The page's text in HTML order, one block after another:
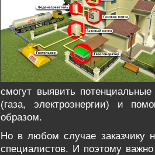
смогут выявить
(газа, электроэнергии) и
образом.
Но в любом случае заказчику
специалистов. И поэтому